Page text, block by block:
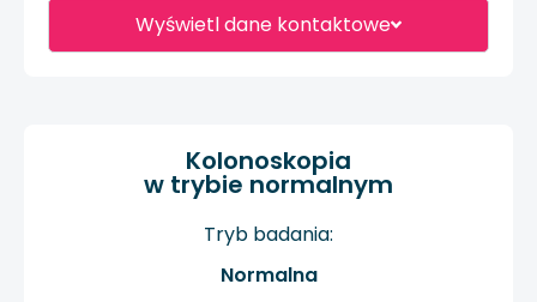
Wyświetl dane kontaktowe
Kolonoskopia
w trybie normalnym
Tryb badania:
Normalna